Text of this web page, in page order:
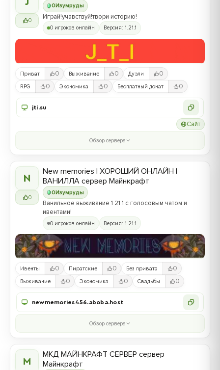
0
0 Изумруды
Играй!учавствуй!твори историю!
0 игроков онлайн Версия: 1.21.1
Приват 0 Выживание 0 Дуэли 0
RPG 0 Экономика 0 Бесплатный донат 0
jti.su
Сайт
Обзор сервера
N
0
0Изумруды
New memories | ХОРОШИЙ ОНЛАЙН |
ВАНИЛЛА сервер Майнкрафт
Ванильное выживание 1 21 1 c голосовым чатом и
ивентами!
0 игроков онлайн Версия: 1.21.1
Ивенты 0 Пиратские 0 Без привата 0
Выживание 0 Экономика 0 Свадьбы 0
newmemories456.aboba.host
Обзор сервера
М
МКД МАЙНКРАФТ СЕРВЕР сервер
Майнкрафт